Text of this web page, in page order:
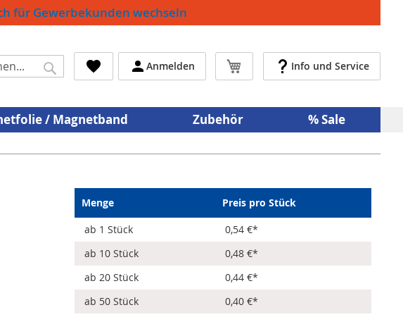
für Gewerbekunden wechseln
Mein Warenkorb
Anmelden Info und Service
/ Magnetband Zubehör % Sale
Menge
Preis pro Stück
ab 1 Stück
0,54 €*
ab 10 Stück
0,48 €*
ab 20 Stück
0,44 €*
ab 50 Stück
0,40 €*